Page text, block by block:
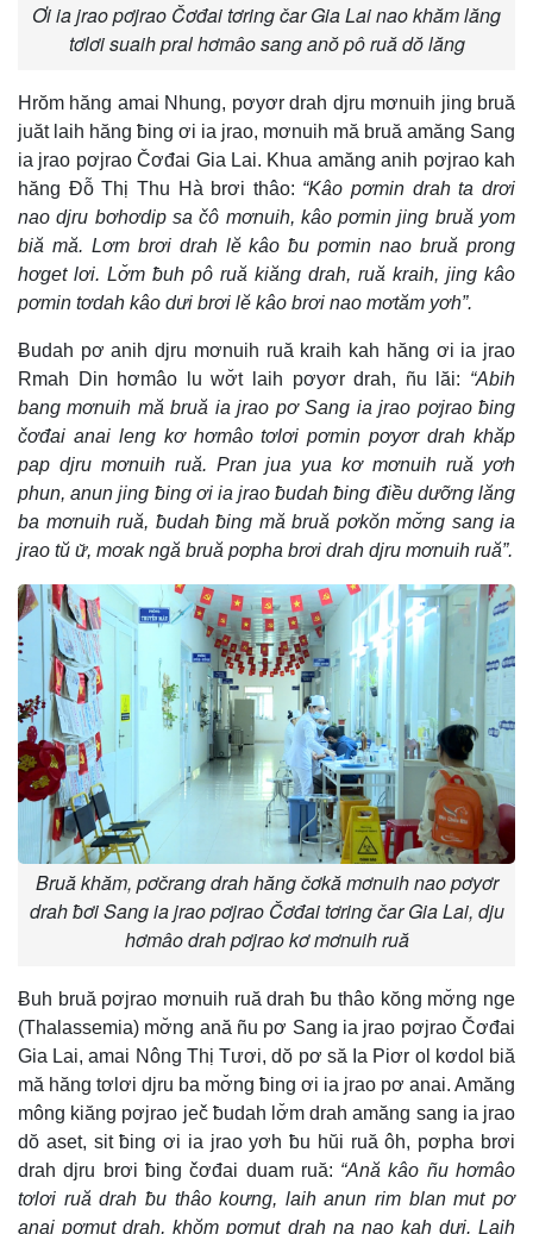
Ơi ia jrao pơjrao Čơđai tơring čar Gia Lai nao khăm lăng
tơlơi suaih pral hơmâo sang anŏ pô ruă dŏ lăng
Hrŏm hăng amai Nhung, pơyơr drah djru mơnuih jing bruă
juăt laih hăng ƀing ơi ia jrao, mơnuih mă bruă amăng Sang
ia jrao pơjrao Čơđai Gia Lai. Khua amăng anih pơjrao kah
hăng Đỗ Thị Thu Hà brơi thâo: “Kâo pơmin drah ta drơi
nao djru bơhơdip sa čô mơnuih, kâo pơmin jing bruă yom
biă mă. Lơm brơi drah lĕ kâo ƀu pơmin nao bruă prong
hơget lơi. Lơ̆m ƀuh pô ruă kiăng drah, ruă kraih, jing kâo
pơmin tơdah kâo dưi brơi lĕ kâo brơi nao mơtăm yơh”.
Ƀudah pơ anih djru mơnuih ruă kraih kah hăng ơi ia jrao
Rmah Din hơmâo lu wơ̆t laih pơyơr drah, ñu lăi: “Abih
bang mơnuih mă bruă ia jrao pơ Sang ia jrao pơjrao ƀing
čơđai anai leng kơ hơmâo tơlơi pơmin pơyơr drah khăp
pap djru mơnuih ruă. Pran jua yua kơ mơnuih ruă yơh
phun, anun jing ƀing ơi ia jrao ƀudah ƀing điều dưỡng lăng
ba mơnuih ruă, ƀudah ƀing mă bruă pơkŏn mơ̆ng sang ia
jrao tŭ ư̆, mơak ngă bruă pơpha brơi drah djru mơnuih ruă”.
Bruă khăm, pơčrang drah hăng čơkă mơnuih nao pơyơr
drah ƀơi Sang ia jrao pơjrao Čơđai tơring čar Gia Lai, dju
hơmâo drah pơjrao kơ mơnuih ruă
Ƀuh bruă pơjrao mơnuih ruă drah ƀu thâo kŏng mơ̆ng nge
(Thalassemia) mơ̆ng ană ñu pơ Sang ia jrao pơjrao Čơđai
Gia Lai, amai Nông Thị Tươi, dŏ pơ să Ia Piơr ol kơdol biă
mă hăng tơlơi djru ba mơ̆ng ƀing ơi ia jrao pơ anai. Amăng
mông kiăng pơjrao ječ ƀudah lơ̆m drah amăng sang ia jrao
dŏ aset, sit ƀing ơi ia jrao yơh ƀu hŭi ruă ôh, pơpha brơi
drah djru brơi ƀing čơđai duam ruă: “Ană kâo ñu hơmâo
tơlơi ruă drah ƀu thâo koưng, laih anun rim blan mut pơ
anai pơmut drah, khŏm pơmut drah na nao kah dưi. Laih